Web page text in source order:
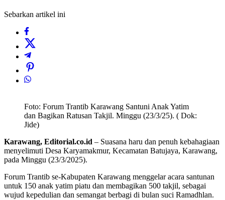
Sebarkan artikel ini
Foto: Forum Trantib Karawang Santuni Anak Yatim
dan Bagikan Ratusan Takjil. Minggu (23/3/25). ( Dok:
Jide)
Karawang, Editorial.co.id – Suasana haru dan penuh kebahagiaan
menyelimuti Desa Karyamakmur, Kecamatan Batujaya, Karawang,
pada Minggu (23/3/2025).
Forum Trantib se-Kabupaten Karawang menggelar acara santunan
untuk 150 anak yatim piatu dan membagikan 500 takjil, sebagai
wujud kepedulian dan semangat berbagi di bulan suci Ramadhlan.